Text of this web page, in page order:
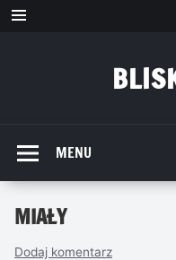
Przejdź
MENU
MIAŁY
Dodaj komentarz